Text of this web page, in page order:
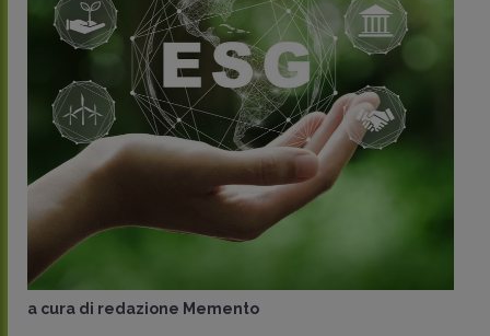
a cura di redazione Memento